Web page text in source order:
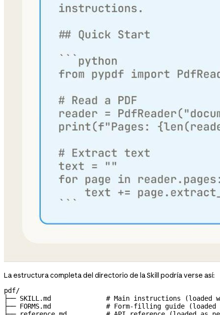
La estructura completa del directorio de la Skill podría verse así:
pdf/
├── SKILL.md              # Main instructions (loaded
├── FORMS.md              # Form-filling guide (loaded